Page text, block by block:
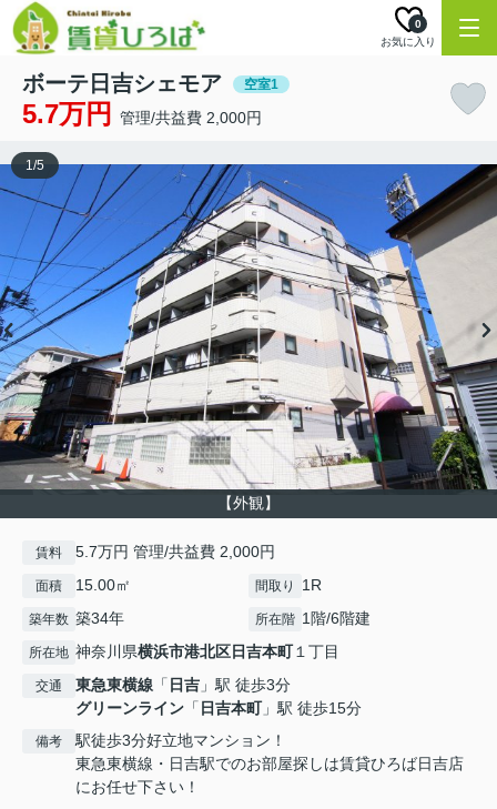
お気に入り
0
ボーテ日吉シェモア 空室1
5.7万円 管理/共益費 2,000円
【外観】
1/5
賃料 5.7万円 管理/共益費 2,000円
面積 15.00㎡ 間取り 1R
築年数 築34年 所在階 1階/6階建
所在地 神奈川県横浜市港北区日吉本町１丁目
交通 東急東横線 「 日吉 」駅 徒歩3分
グリーンライン 「 日吉本町」駅 徒歩15分
備考
駅徒歩3分好立地マンション！
東急東横線・日吉駅でのお部屋探しは賃貸ひろば日吉店
にお任せ下さい！